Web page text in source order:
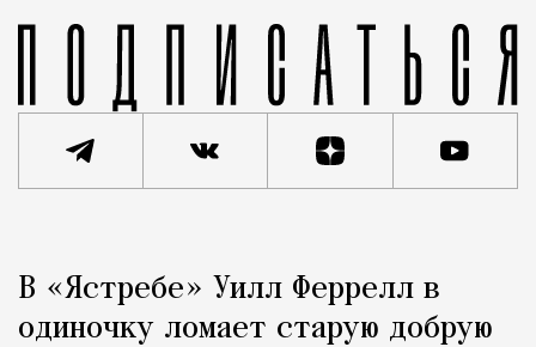
Город
В «Ястребе» Уилл Феррелл в
одиночку ломает старую добрую